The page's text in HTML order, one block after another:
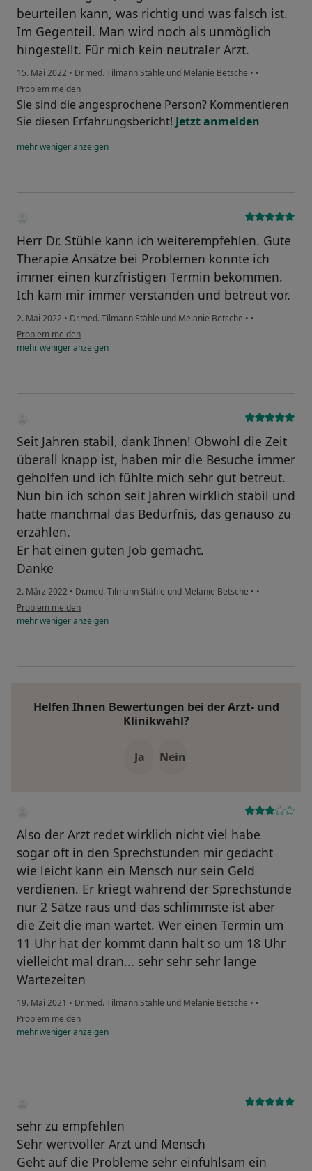
beurteilen kann, was richtig und was falsch ist.
Im Gegenteil. Man wird noch als unmöglich
hingestellt. Für mich kein neutraler Arzt.
15. Mai 2022 • Dr.med. Tilmann Stähle und Melanie Betsche • •
Problem melden
Sie sind die angesprochene Person? Kommentieren
Sie diesen Erfahrungsbericht! Jetzt anmelden
mehrwenigeranzeigen
Herr Dr. Stühle kann ich weiterempfehlen. Gute
Therapie Ansätze bei Problemen konnte ich
immer einen kurzfristigen Termin bekommen.
Ich kam mir immer verstanden und betreut vor.
2. Mai 2022 • Dr.med. Tilmann Stähle und Melanie Betsche • •
Problem melden
mehrwenigeranzeigen
Seit Jahren stabil, dank Ihnen! Obwohl die Zeit
überall knapp ist, haben mir die Besuche immer
geholfen und ich fühlte mich sehr gut betreut.
Nun bin ich schon seit Jahren wirklich stabil und
hätte manchmal das Bedürfnis, das genauso zu
erzählen.
Er hat einen guten Job gemacht.
Danke
2. März 2022 • Dr.med. Tilmann Stähle und Melanie Betsche • •
Problem melden
mehrwenigeranzeigen
Helfen Ihnen Bewertungen bei der Arzt- und
Klinikwahl?
Ja Nein
Also der Arzt redet wirklich nicht viel habe
sogar oft in den Sprechstunden mir gedacht
wie leicht kann ein Mensch nur sein Geld
verdienen. Er kriegt während der Sprechstunde
nur 2 Sätze raus und das schlimmste ist aber
die Zeit die man wartet. Wer einen Termin um
11 Uhr hat der kommt dann halt so um 18 Uhr
vielleicht mal dran... sehr sehr sehr lange
Wartezeiten
19. Mai 2021 • Dr.med. Tilmann Stähle und Melanie Betsche • •
Problem melden
mehrwenigeranzeigen
sehr zu empfehlen
Sehr wertvoller Arzt und Mensch
Geht auf die Probleme sehr einfühlsam ein